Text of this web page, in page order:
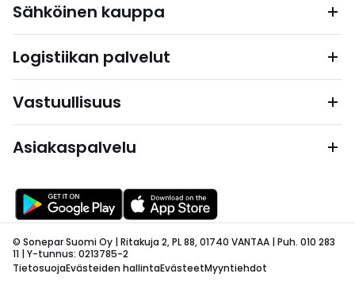
Sähköinen kauppa
Logistiikan palvelut
Vastuullisuus
Asiakaspalvelu
© Sonepar Suomi Oy | Ritakuja 2, PL 88, 01740 VANTAA | Puh. 010 283
11 | Y-tunnus: 0213785-2
TietosuojaEvästeiden hallintaEvästeetMyyntiehdot